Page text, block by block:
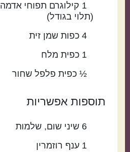
1 קילוגרם תפוחי אדמה
(תלוי בגודל)
4 כפות שמן זית
1 כפית מלח
½ כפית פלפל שחור
תוספות אפשריות
6 שיני שום שלמות
1 ענף רוזמרין